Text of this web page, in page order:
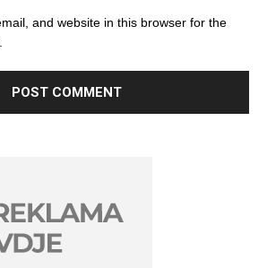
and website in this browser for the